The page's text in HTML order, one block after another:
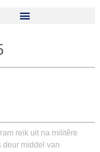
reik uit na militêre
deur middel van